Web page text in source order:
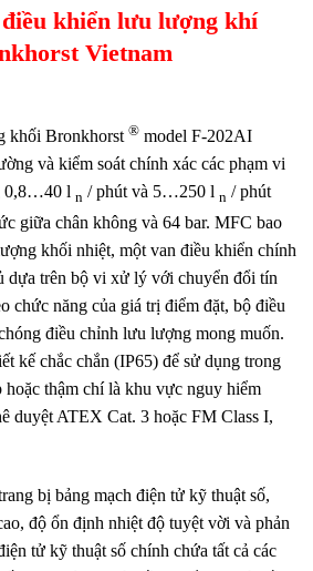
khiển lưu lượng khí
Vietnam
khối Bronkhorst ® model F-202AI
và kiểm soát chính xác các phạm vi
0,8…40 l n / phút và 5…250 l n / phút
giữa chân không và 64 bar. MFC bao
khối nhiệt, một van điều khiển chính
dựa trên bộ vi xử lý với chuyển đổi tín
chức năng của giá trị điểm đặt, bộ điều
điều chỉnh lưu lượng mong muốn.
kế chắc chắn (IP65) để sử dụng trong
thậm chí là khu vực nguy hiểm
duyệt ATEX Cat. 3 hoặc FM Class I,
bị bảng mạch điện tử kỹ thuật số,
độ ổn định nhiệt độ tuyệt vời và phản
tử kỹ thuật số chính chứa tất cả các